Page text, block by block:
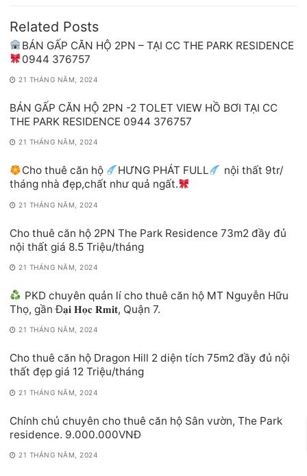
Related Posts
BÁN GẤP CĂN HỘ 2PN – TẠI CC THE PARK RESIDENCE
0944 376757
21 THÁNG NĂM, 2024
BÁN GẤP CĂN HỘ 2PN -2 TOLET VIEW HỒ BƠI TẠI CC
THE PARK RESIDENCE 0944 376757
21 THÁNG NĂM, 2024
Cho thuê căn hộ HƯNG PHÁT FULL
nội thất 9tr/
tháng nhà đẹp,chất như quả ngất.
21 THÁNG NĂM, 2024
Cho thuê căn hộ 2PN The Park Residence 73m2 đầy đủ
nội thất giá 8.5 Triệu/tháng
21 THÁNG NĂM, 2024
PKD chuyên quản lí cho thuê căn hộ MT Nguyễn Hữu
Thọ, gần Đ𝐚̣𝐢 𝐇𝐨̣𝐜 𝐑𝐦𝐢𝐭, Quận 7.
21 THÁNG NĂM, 2024
Cho thuê căn hộ Dragon Hill 2 diện tích 75m2 đầy đủ nội
thất đẹp giá 12 Triệu/tháng
21 THÁNG NĂM, 2024
Chính chủ chuyên cho thuê căn hộ Sân vườn, The Park
residence. 9.000.000VNĐ
21 THÁNG NĂM, 2024